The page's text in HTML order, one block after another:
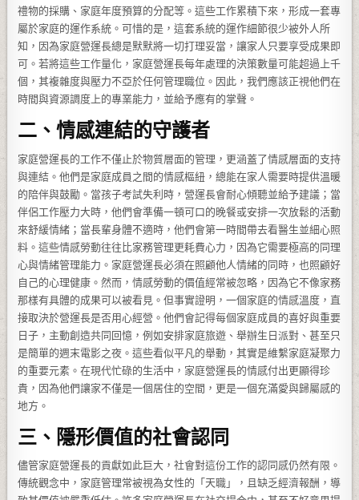
禮物的採購、家庭年度預算的分配等。這些工作累積下來，形成一套專
屬於家庭的運作系統。可惜的是，這套系統的運作細節很少被外人所
知，因為家庭營運長總是默默將一切打理妥當，讓家人只要享受成果即
可。若將這些工作量化，家庭營運長每年處理的決策數量可能超過上千
個，其複雜度與壓力不亞於任何管理職位。因此，我們應該正視他們在
時間與資源調度上的專業能力，並給予應有的掌聲。
二、情感連結的守護者
家庭營運長的工作不僅止於物質層面的管理，更涵蓋了情感層面的支持
與連結。他們是家庭成員之間的情感樞紐，總能在家人需要時提供溫暖
的陪伴與鼓勵。當孩子考試失利時，營運長會耐心傾聽並給予建議；當
伴侶工作壓力大時，他們會準備一頓可口的晚餐或安排一次放鬆的活動
來舒緩情緒；當長輩身體不適時，他們會第一時間帶去看醫生並細心照
料。這些情感勞動往往比家務管理更耗費心力，因為它需要極高的同理
心與情緒管理能力。家庭營運長必須在照顧他人情緒的同時，也照顧好
自己的心理健康。然而，情感勞動的價值經常被忽略，因為它不像家務
那樣有具體的成果可以被看見。但事實證明，一個家庭的情感溫度，直
接取決於營運長是否用心經營。他們會記得每個家庭成員的喜好與重要
日子，主動創造共同回憶，例如安排家庭旅遊、舉辦生日派對、甚至只
是簡單的週末電影之夜。這些看似平凡的舉動，其實是維繫家庭凝聚力
的重要元素。在現代忙碌的生活中，家庭營運長的情感付出更顯得珍
貴，因為他們讓家不僅是一個居住的空間，更是一個充滿愛與歸屬感的
地方。
三、隱形價值的社會認同
儘管家庭營運長的貢獻如此巨大，社會對這份工作的認同感仍然有限。
傳統觀念中，家庭管理常被視為女性的「天職」，且缺乏經濟報酬，導